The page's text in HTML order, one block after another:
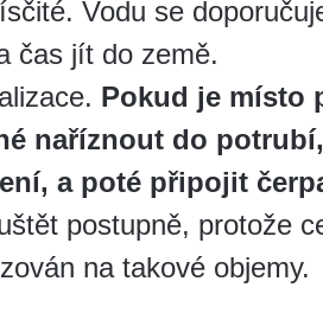
Vodu se
čas jít do země.
Pokud je místo
naříznout do
a poté připojit
postupně, protože
na takové objemy.